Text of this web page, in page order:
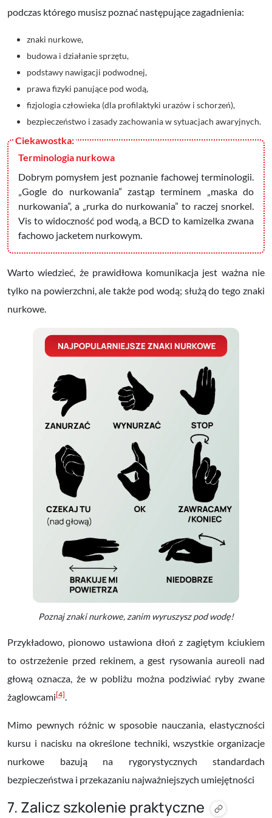
podczas którego musisz poznać następujące zagadnienia:
znaki nurkowe,
budowa i działanie sprzętu,
podstawy nawigacji podwodnej,
prawa fizyki panujące pod wodą,
fizjologia człowieka (dla profilaktyki urazów i schorzeń),
bezpieczeństwo i zasady zachowania w sytuacjach awaryjnych.
Terminologia nurkowa
Dobrym pomysłem jest poznanie fachowej terminologii.
„Gogle do nurkowania” zastąp terminem „maska do
nurkowania”, a „rurka do nurkowania” to raczej snorkel.
Vis to widoczność pod wodą, a BCD to kamizelka zwana
fachowo jacketem nurkowym.
Warto wiedzieć, że prawidłowa komunikacja jest ważna nie
tylko na powierzchni, ale także pod wodą; służą do tego znaki
nurkowe.
Poznaj znaki nurkowe, zanim wyruszysz pod wodę!
Przykładowo, pionowo ustawiona dłoń z zagiętym kciukiem
to ostrzeżenie przed rekinem, a gest rysowania aureoli nad
głową oznacza, że w pobliżu można podziwiać ryby zwane
żaglowcami[4].
Mimo pewnych różnic w sposobie nauczania, elastyczności
kursu i nacisku na określone techniki, wszystkie organizacje
nurkowe bazują na rygorystycznych standardach
bezpieczeństwa i przekazaniu najważniejszych umiejętności
7. Zalicz szkolenie praktyczne